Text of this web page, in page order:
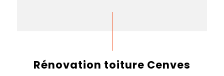
Rénovation toiture Cenves